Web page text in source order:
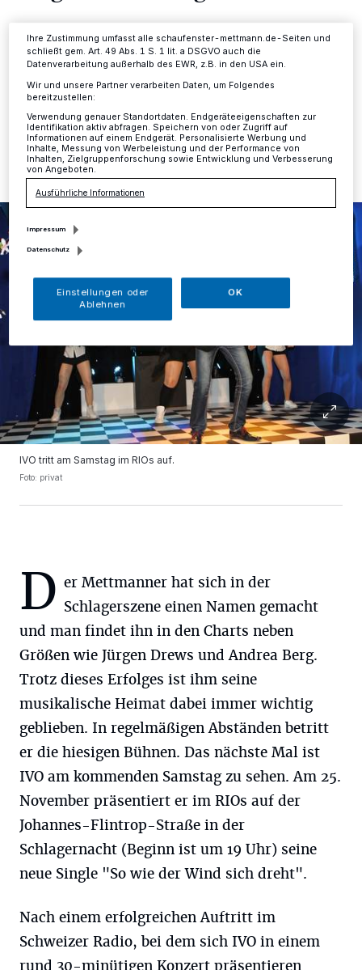
bist der Urknall" oder "Love is in the air" bekannt
geworden.
21.11.2017 , 12:19 Uhr Eine Minute Lesezeit
IVO tritt am Samstag im RIOs auf.
Foto: privat
D er Mettmanner hat sich in der
Schlagerszene einen Namen gemacht
und man findet ihn in den Charts neben
Größen wie Jürgen Drews und Andrea Berg.
Trotz dieses Erfolges ist ihm seine
musikalische Heimat dabei immer wichtig
geblieben. In regelmäßigen Abständen betritt
er die hiesigen Bühnen. Das nächste Mal ist
IVO am kommenden Samstag zu sehen. Am 25.
November präsentiert er im RIOs auf der
Johannes-Flintrop-Straße in der
Schlagernacht (Beginn ist um 19 Uhr) seine
neue Single "So wie der Wind sich dreht".
Nach einem erfolgreichen Auftritt im
Schweizer Radio, bei dem sich IVO in einem
rund 30-minütigen Konzert präsentieren
Ihre Einstellungen gelten innerhalb unseres Website. Weitere
Ihre Zustimmung umfasst alle schaufenster-mettmann.de-Seiten und
schließt gem. Art. 49 Abs. 1 S. 1 lit. a DSGVO auch die
Datenverarbeitung außerhalb des EWR, z.B. in den USA ein.
Wir und unsere Partner verarbeiten Daten, um Folgendes
bereitzustellen:
Verwendung genauer Standortdaten. Endgeräteeigenschaften zur
Identifikation aktiv abfragen. Speichern von oder Zugriff auf
Informationen auf einem Endgerät. Personalisierte Werbung und
Inhalte, Messung von Werbeleistung und der Performance von
Inhalten, Zielgruppenforschung sowie Entwicklung und Verbesserung
von Angeboten.
Ausführliche Informationen
Impressum
Datenschutz
Einstellungen oder
Ablehnen
OK